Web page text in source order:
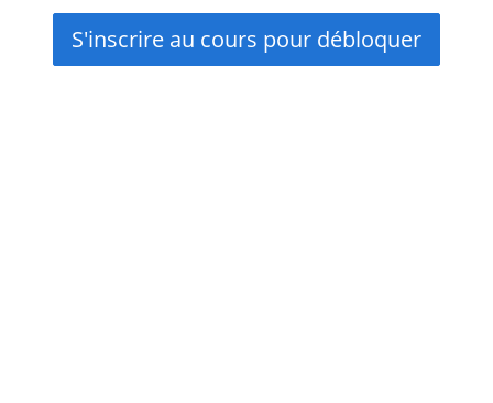
S'inscrire au cours pour débloquer